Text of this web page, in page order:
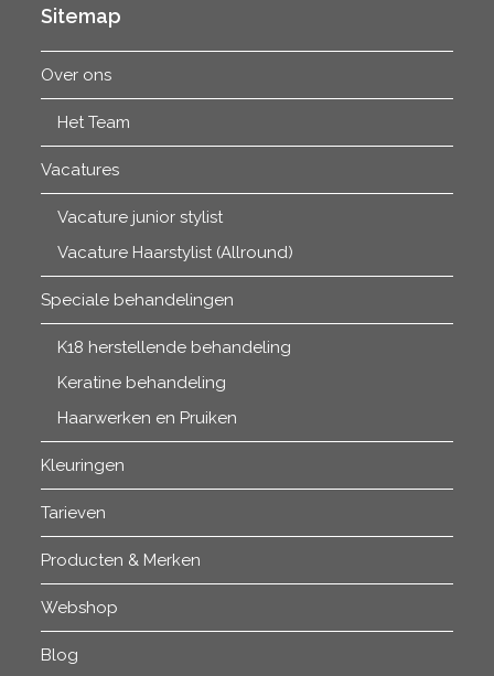
Sitemap
Over ons
Het Team
Vacatures
Vacature junior stylist
Vacature Haarstylist (Allround)
Speciale behandelingen
K18 herstellende behandeling
Keratine behandeling
Haarwerken en Pruiken
Kleuringen
Tarieven
Producten & Merken
Webshop
Blog